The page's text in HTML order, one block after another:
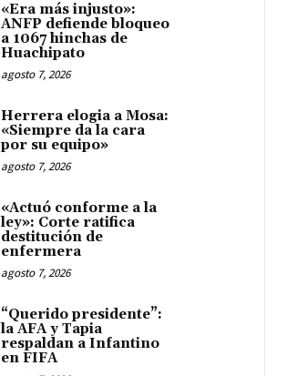
«Era más injusto»:
ANFP defiende bloqueo
a 1067 hinchas de
Huachipato
agosto 7, 2026
Herrera elogia a Mosa:
«Siempre da la cara
por su equipo»
agosto 7, 2026
«Actuó conforme a la
ley»: Corte ratifica
destitución de
enfermera
agosto 7, 2026
“Querido presidente”:
la AFA y Tapia
respaldan a Infantino
en FIFA